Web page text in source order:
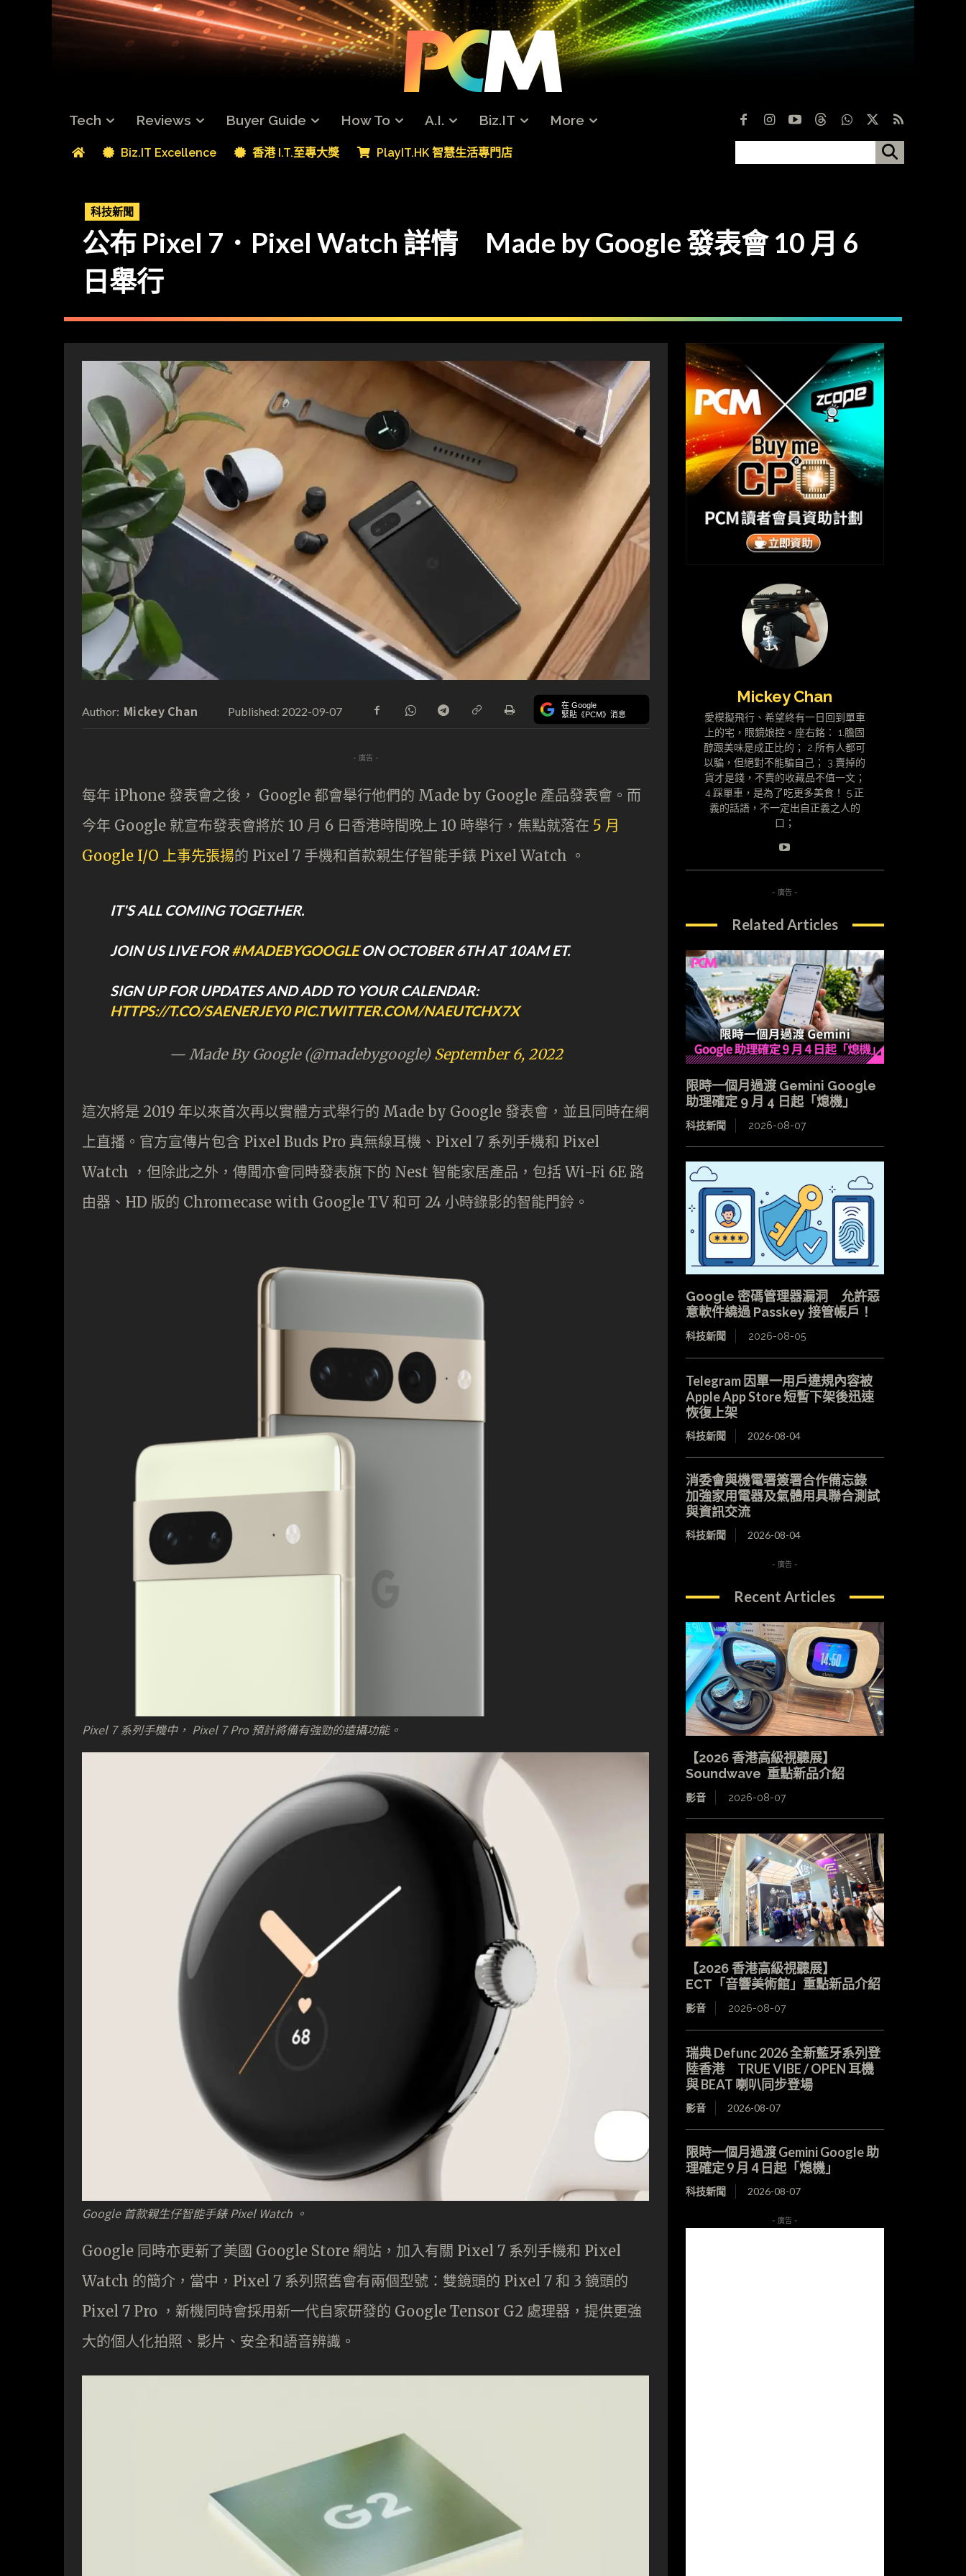
Tech Reviews Buyer Guide How To A.I. Biz.IT More
Biz.IT Excellence 香港 I.T.至專大獎 PlayIT.HK 智慧生活專門店
科技新聞
公布 Pixel 7．Pixel Watch 詳情 Made by Google 發表會 10 月 6
日舉行
Author: Mickey Chan Published: 2022-09-07 在 Google
緊貼《PCM》消息
- 廣告 -
每年 iPhone 發表會之後， Google 都會舉行他們的 Made by Google 產品發表會。而
今年 Google 就宣布發表會將於 10 月 6 日香港時間晚上 10 時舉行，焦點就落在 5 月
Google I/O 上事先張揚的 Pixel 7 手機和首款親生仔智能手錶 Pixel Watch 。
IT'S ALL COMING TOGETHER.
JOIN US LIVE FOR#MADEBYGOOGLEON OCTOBER 6TH AT 10AM ET.
SIGN UP FOR UPDATES AND ADD TO YOUR CALENDAR:
HTTPS://T.CO/SAENERJEY0 PIC.TWITTER.COM/NAEUTCHX7X
— Made By Google (@madebygoogle) September 6, 2022
這次將是 2019 年以來首次再以實體方式舉行的 Made by Google 發表會，並且同時在網
上直播。官方宣傳片包含 Pixel Buds Pro 真無線耳機、Pixel 7 系列手機和 Pixel
Watch ，但除此之外，傳聞亦會同時發表旗下的 Nest 智能家居產品，包括 Wi-Fi 6E 路
由器、HD 版的 Chromecase with Google TV 和可 24 小時錄影的智能門鈴。
Pixel 7 系列手機中， Pixel 7 Pro 預計將備有強勁的遠攝功能。
Google 首款親生仔智能手錶 Pixel Watch 。
Google 同時亦更新了美國 Google Store 網站，加入有關 Pixel 7 系列手機和 Pixel
Watch 的簡介，當中，Pixel 7 系列照舊會有兩個型號：雙鏡頭的 Pixel 7 和 3 鏡頭的
Pixel 7 Pro ，新機同時會採用新一代自家研發的 Google Tensor G2 處理器，提供更強
大的個人化拍照、影片、安全和語音辨識。
Mickey Chan
愛模擬飛行、希望終有一日回到單車
上的宅，眼鏡娘控。座右銘： 1.膽固
醇跟美味是成正比的； 2.所有人都可
以騙，但絕對不能騙自己； 3.賣掉的
貨才是錢，不賣的收藏品不值一文；
4.踩單車，是為了吃更多美食！ 5.正
義的話語，不一定出自正義之人的
口；
- 廣告 -
Related Articles
限時一個月過渡 Gemini Google
助理確定 9 月 4 日起「熄機」
科技新聞 2026-08-07
Google 密碼管理器漏洞 允許惡
意軟件繞過 Passkey 接管帳戶！
科技新聞 2026-08-05
Telegram 因單一用戶違規內容被
Apple App Store 短暫下架後迅速
恢復上架
科技新聞 2026-08-04
消委會與機電署簽署合作備忘錄
加強家用電器及氣體用具聯合測試
與資訊交流
科技新聞 2026-08-04
- 廣告 -
Recent Articles
【2026 香港高級視聽展】
Soundwave 重點新品介紹
影音 2026-08-07
【2026 香港高級視聽展】
ECT「音響美術館」重點新品介紹
影音 2026-08-07
瑞典 Defunc 2026 全新藍牙系列登
陸香港 TRUE VIBE / OPEN 耳機
與 BEAT 喇叭同步登場
影音 2026-08-07
限時一個月過渡 Gemini Google 助
理確定 9 月 4 日起「熄機」
科技新聞 2026-08-07
- 廣告 -